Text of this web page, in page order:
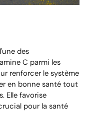
des
C parmi les
renforcer le système
en bonne santé tout
Elle favorise
pour la santé